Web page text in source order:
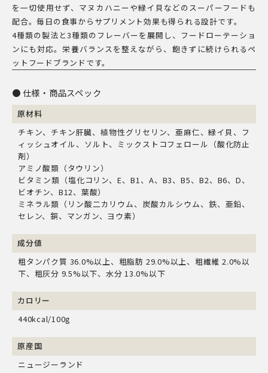
を一切使用せず、マヌカハニーや緑イ貝などのスーパーフードも
配合。毎日の食事からサプリメント効果も得られる設計です。
4種類の製法と3種類のフレーバーを展開し、フードローテーショ
ンにも対応。栄養バランスを整えながら、飽きずに続けられるペ
ットフードブランドです。
仕様・商品スペック
原材料
チキン、チキン肝臓、植物性グリセリン、亜麻仁、緑イ貝、フ
ィッシュオイル、ソルト、ミックストコフェロール（酸化防止
剤）
アミノ酸類（タウリン）
ビタミン類（塩化コリン、E、B1、A、B3、B5、B2、B6、D、
ビオチン、B12、葉酸）
ミネラル類（リン酸二カリウム、炭酸カルシウム、鉄、亜鉛、
セレン、銅、マンガン、ヨウ素）
成分値
粗タンパク質 36.0%以上、粗脂肪 29.0%以上、粗繊維 2.0%以
下、粗灰分 9.5%以下、水分 13.0%以下
カロリー
440kcal/100g
原産国
ニュージーランド